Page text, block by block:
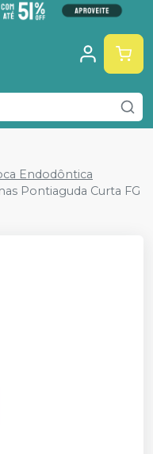
Endodôntica
Pontiaguda Curta FG